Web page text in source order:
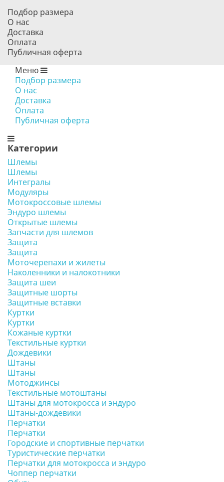
Подбор размера
О нас
Доставка
Оплата
Публичная оферта
Меню
Подбор размера
О нас
Доставка
Оплата
Публичная оферта
Категории
Шлемы
Шлемы
Интегралы
Модуляры
Мотокроссовые шлемы
Эндуро шлемы
Открытые шлемы
Запчасти для шлемов
Защита
Защита
Моточерепахи и жилеты
Наколенники и налокотники
Защита шеи
Защитные шорты
Защитные вставки
Куртки
Куртки
Кожаные куртки
Текстильные куртки
Дождевики
Штаны
Штаны
Мотоджинсы
Текстильные мотоштаны
Штаны для мотокросса и эндуро
Штаны-дождевики
Перчатки
Перчатки
Городские и спортивные перчатки
Туристические перчатки
Перчатки для мотокросса и эндуро
Чоппер перчатки